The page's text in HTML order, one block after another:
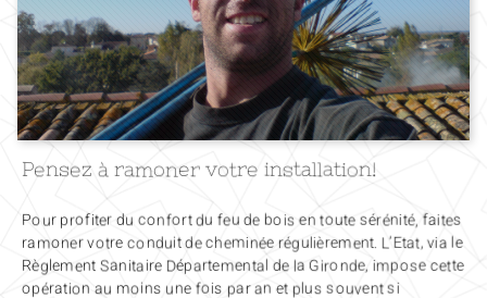
Pensez à ramoner votre installation!
Pour profiter du confort du feu de bois en toute sérénité, faites
ramoner votre conduit de cheminée régulièrement. L’Etat, via le
Règlement Sanitaire Départemental de la Gironde, impose cette
opération au moins une fois par an et plus souvent si